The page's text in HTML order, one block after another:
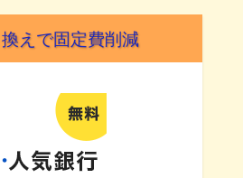
えで固定費削減